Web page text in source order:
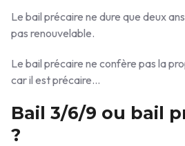
Le bail précaire ne dure que deux
pas renouvelable.
Le bail précaire ne confère pas la
car il est précaire…
Bail 3/6/9 ou bail
?